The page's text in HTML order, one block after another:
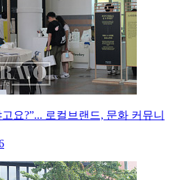
요?”... 로컬브랜드, 문화 커뮤니